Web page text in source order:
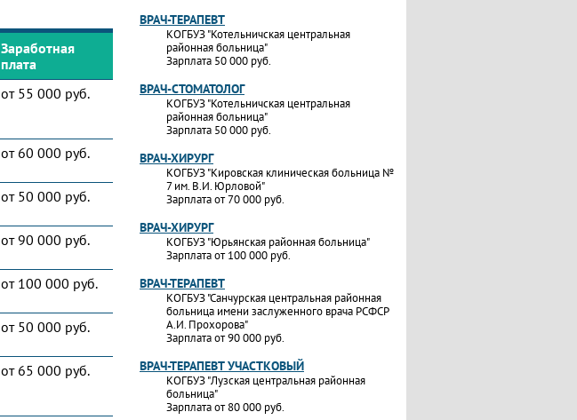
Заработная
плата
от 55 000 руб.
от 60 000 руб.
от 50 000 руб.
от 90 000 руб.
от 100 000 руб.
от 50 000 руб.
от 65 000 руб.
ВРАЧ-ТЕРАПЕВТ
КОГБУЗ "Котельничская центральная
районная больница"
Зарплата 50 000 руб.
ВРАЧ-СТОМАТОЛОГ
КОГБУЗ "Котельничская центральная
районная больница"
Зарплата 50 000 руб.
ВРАЧ-ХИРУРГ
КОГБУЗ "Кировская клиническая больница №
7 им. В.И. Юрловой"
Зарплата от 70 000 руб.
ВРАЧ-ХИРУРГ
КОГБУЗ "Юрьянская районная больница"
Зарплата от 100 000 руб.
ВРАЧ-ТЕРАПЕВТ
КОГБУЗ "Санчурская центральная районная
больница имени заслуженного врача РСФСР
А.И. Прохорова"
Зарплата от 90 000 руб.
ВРАЧ-ТЕРАПЕВТ УЧАСТКОВЫЙ
КОГБУЗ "Лузская центральная районная
больница"
Зарплата от 80 000 руб.